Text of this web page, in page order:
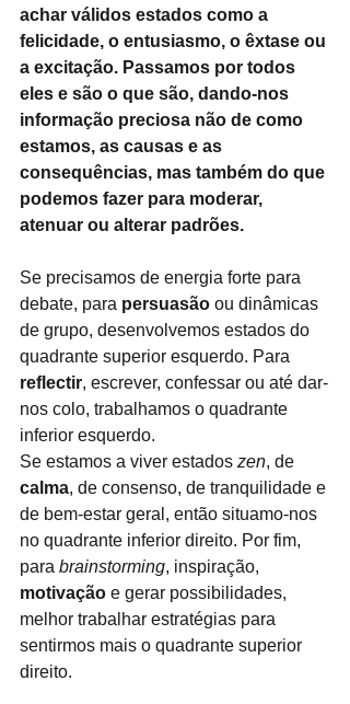
achar válidos estados como a
felicidade, o entusiasmo, o êxtase ou
a excitação. Passamos por todos
eles e são o que são, dando-nos
informação preciosa não de como
estamos, as causas e as
consequências, mas também do que
podemos fazer para moderar,
atenuar ou alterar padrões.
Se precisamos de energia forte para
debate, para persuasão ou dinâmicas
de grupo, desenvolvemos estados do
quadrante superior esquerdo. Para
reflectir, escrever, confessar ou até dar-
nos colo, trabalhamos o quadrante
inferior esquerdo.
Se estamos a viver estados zen, de
calma, de consenso, de tranquilidade e
de bem-estar geral, então situamo-nos
no quadrante inferior direito. Por fim,
para brainstorming, inspiração,
motivação e gerar possibilidades,
melhor trabalhar estratégias para
sentirmos mais o quadrante superior
direito.